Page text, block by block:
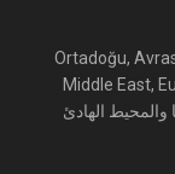
Ortadoğu,
Middle East,
الهادئ